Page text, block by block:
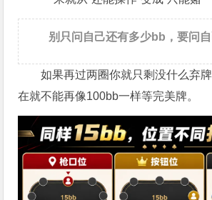
别只问自己还有多少bb，要问自
如果再过两圈你就只剩没什么弃
在就不能再像100bb一样等完美牌。